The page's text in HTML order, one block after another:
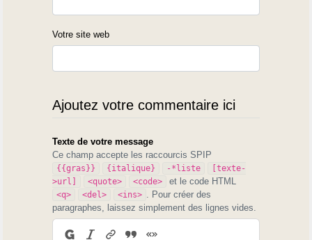
Votre site web
Ajoutez votre commentaire ici
Texte de votre message
Ce champ accepte les raccourcis SPIP
{{gras}} {italique} -*liste
[texte-
>url]
<quote> <code> et le code HTML
<q> <del> <ins>
. Pour créer des
paragraphes, laissez simplement des lignes vides.